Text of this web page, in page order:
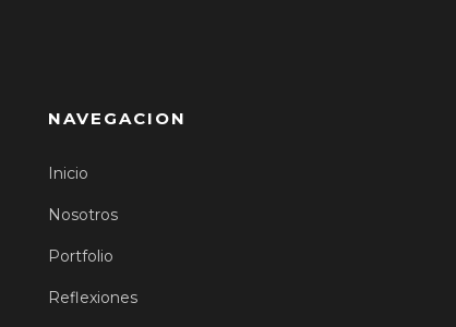
NAVEGACION
Inicio
Nosotros
Portfolio
Reflexiones